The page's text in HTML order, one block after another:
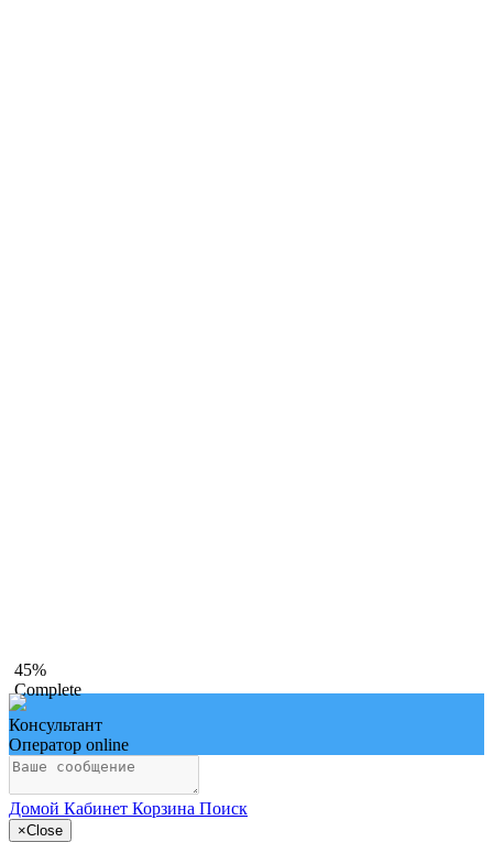
45%
Complete
Консультант
Оператор online
Домой Кабинет Корзина Поиск
×Close